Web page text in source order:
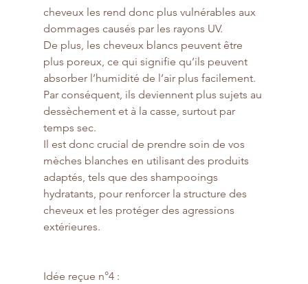
cheveux les rend donc plus vulnérables aux
dommages causés par les rayons UV.
De plus, les cheveux blancs peuvent être
plus poreux, ce qui signifie qu’ils peuvent
absorber l’humidité de l’air plus facilement.
Par conséquent, ils deviennent plus sujets au
dessèchement et à la casse, surtout par
temps sec.
Il est donc crucial de prendre soin de vos
mèches blanches en utilisant des produits
adaptés, tels que des shampooings
hydratants, pour renforcer la structure des
cheveux et les protéger des agressions
extérieures.
Idée reçue n°4 :